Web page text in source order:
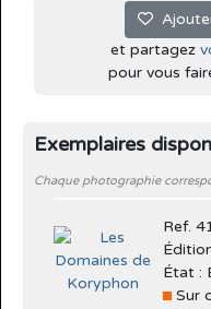
Ajouter
et partagez
pour vous
Exemplaires
Chaque photographie
Ref.
État :
Sur